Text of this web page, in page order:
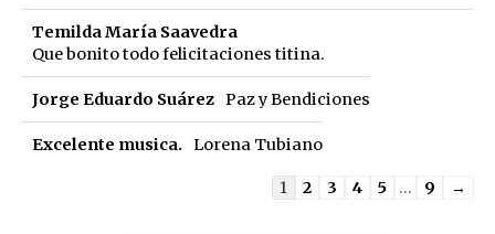
Temilda María Saavedra
Que bonito todo felicitaciones titina.
Jorge Eduardo Suárez Paz y Bendiciones
Excelente musica. Lorena Tubiano
Guestbook
1 2 3 4 5 ... 9 →